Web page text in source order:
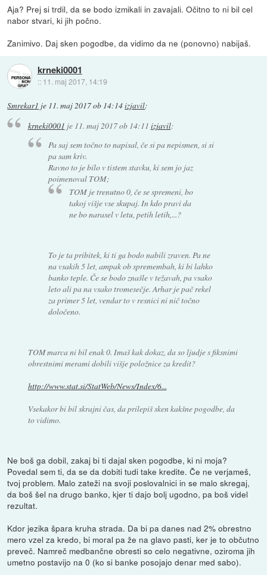
Aja? Prej si trdil, da se bodo izmikali in zavajali. Očitno to ni bil cel
nabor stvari, ki jih počno.
Zanimivo. Daj sken pogodbe, da vidimo da ne (ponovno) nabijaš.
krneki0001
:: 11. maj 2017, 14:19
Smrekar1 je 11. maj 2017 ob 14:14izjavil:
krneki0001 je 11. maj 2017 ob 14:11 izjavil:
Pa saj sem točno to napisal, če si pa nepismen, si si
pa sam kriv.
Ravno to je bilo v tistem stavku, ki sem jo jaz
poimenoval TOM;
TOM je trenutno 0, če se spremeni, bo
takoj višje vse skupaj. In kdo pravi da
ne bo narasel v letu, petih letih,...?
To je ta pribitek, ki ti ga bodo nabili zraven. Pa ne
na vsakih 5 let, ampak ob spremembah, ki bi lahko
banko teple. Če se bodo znašle v težavah, pa vsako
leto ali pa na vsako tromesečje. Arhar je pač rekel
za primer 5 let, vendar to v resnici ni nič točno
določeno.
TOM marca ni bil enak 0. Imaš kak dokaz, da so ljudje s fiksnimi
obrestnimi merami dobili višje položnice za kredit?
http://www.stat.si/StatWeb/News/Index/6...
Vsekakor bi bil skrajni čas, da prilepiš sken kakšne pogodbe, da
to vidimo.
Ne boš ga dobil, zakaj bi ti dajal sken pogodbe, ki ni moja?
Povedal sem ti, da se da dobiti tudi take kredite. Če ne verjameš,
tvoj problem. Malo zateži na svoji poslovalnici in se malo skregaj,
da boš šel na drugo banko, kjer ti dajo bolj ugodno, pa boš videl
rezultat.
Kdor jezika špara kruha strada. Da bi pa danes nad 2% obrestno
mero vzel za kredo, bi moral pa že na glavo pasti, ker je to občutno
preveč. Namreč medbančne obresti so celo negativne, oziroma jih
umetno postavijo na 0 (ko si banke posojajo denar med sabo).